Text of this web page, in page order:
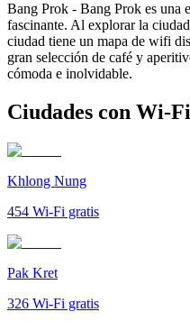
Bang Prok - Bang Prok es una
fascinante. Al explorar la
ciudad tiene un mapa de wifi
gran selección de café y
cómoda e inolvidable.
Ciudades con Wi-
Khlong Nung
454 Wi-Fi gratis
Pak Kret
326 Wi-Fi gratis